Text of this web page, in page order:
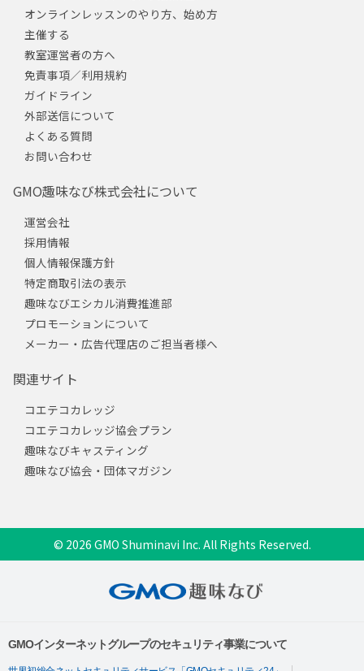
オンラインレッスンのやり方、始め方
主催する
教室運営者の方へ
免責事項／利用規約
ガイドライン
外部送信について
よくある質問
お問い合わせ
GMO趣味なび株式会社について
運営会社
採用情報
個人情報保護方針
特定商取引法の表示
趣味なびエシカル消費推進部
プロモーションについて
メーカー・広告代理店のご担当者様へ
関連サイト
コエテコカレッジ
コエテコカレッジ協会プラン
趣味なびキャスティング
趣味なび協会・団体マガジン
© 2026 GMO Shuminavi Inc. All Rights Reserved.